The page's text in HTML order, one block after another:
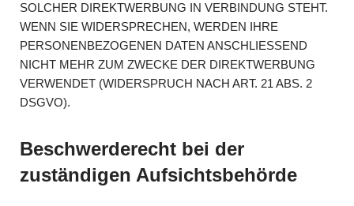
SOLCHER DIREKTWERBUNG IN VERBINDUNG STEHT.
WENN SIE WIDERSPRECHEN, WERDEN IHRE
PERSONENBEZOGENEN DATEN ANSCHLIESSEND
NICHT MEHR ZUM ZWECKE DER DIREKTWERBUNG
VERWENDET (WIDERSPRUCH NACH ART. 21 ABS. 2
DSGVO).
Beschwerde­recht bei der
zuständigen Aufsichts­behörde